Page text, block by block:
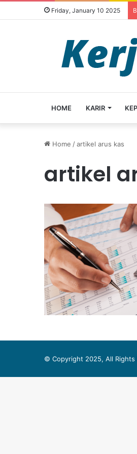
Friday, January 10 2025
HOME KARIR
Home /artikel arus kas
artikel
© Copyright 2025, All